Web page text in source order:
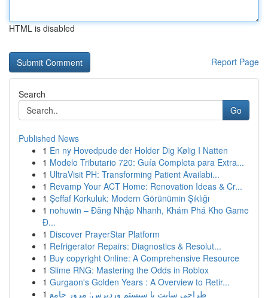
HTML is disabled
Report Page
Search
Go
Published News
1 En ny Hovedpude der Holder Dig Kølig I Natten
1 Modelo Tributario 720: Guía Completa para Extra...
1 UltraVisit PH: Transforming Patient Availabi...
1 Revamp Your ACT Home: Renovation Ideas & Cr...
1 Şeffaf Korkuluk: Modern Görünümin Şıklığı
1 nohuwin – Đăng Nhập Nhanh, Khám Phá Kho Game
Đ...
1 Discover PrayerStar Platform
1 Refrigerator Repairs: Diagnostics & Resolut...
1 Buy copyright Online: A Comprehensive Resource
1 Slime RNG: Mastering the Odds in Roblox
1 Gurgaon's Golden Years : A Overview to Retir...
1 طراحی سایت با سیستم وردپرس: مرور جامع